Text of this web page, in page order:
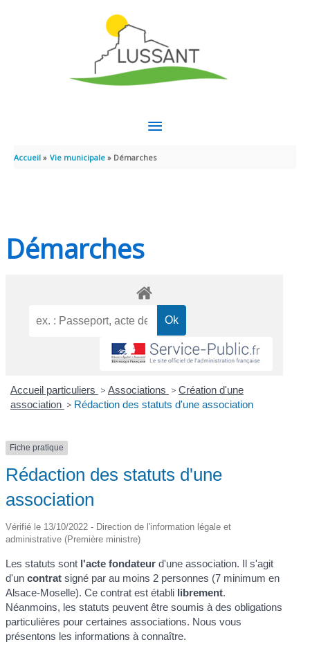
MENU
PRINCIPAL
Accueil Vie municipale Démarches
Démarches
Accueil particuliers > Associations > Création d'une
association > Rédaction des statuts d'une association
Fiche pratique
Rédaction des statuts d'une
association
Vérifié le 13/10/2022 - Direction de l'information légale et
administrative (Première ministre)
Les statuts sont l'acte fondateur d'une association. Il s'agit
d'uncontrat signé par au moins 2 personnes (7 minimum en
Alsace-Moselle). Ce contrat est établi librement.
Néanmoins, les statuts peuvent être soumis à des obligations
particulières pour certaines associations. Nous vous
présentons les informations à connaître.